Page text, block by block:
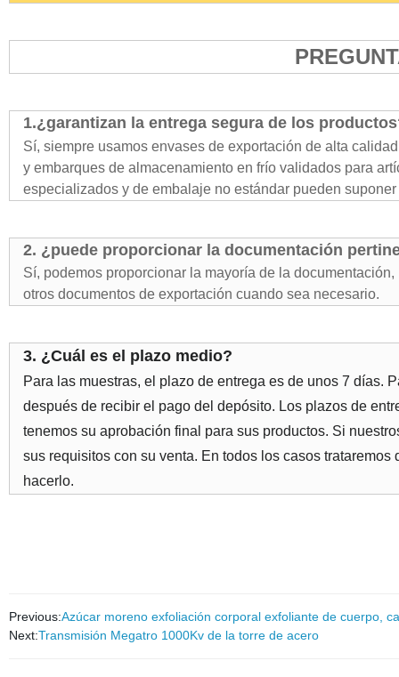
1.¿garantizan la entrega segura de los
Sí, siempre usamos envases de exportación de alta
y embarques de almacenamiento en frío validados para
especializados y de embalaje no estándar pueden
2. ¿puede proporcionar la documentación
Sí, podemos proporcionar la mayoría de la
otros documentos de exportación cuando sea necesario.
3. ¿Cuál es el plazo medio?
Para las muestras, el plazo de entrega es de unos 7 días.
después de recibir el pago del depósito. Los plazos de
tenemos su aprobación final para sus productos. Si
sus requisitos con su venta. En todos los casos
hacerlo.
Previous:Azúcar moreno exfoliación corporal exfoliante de cuerpo,
Next:Transmisión Megatro 1000Kv de la torre de acero